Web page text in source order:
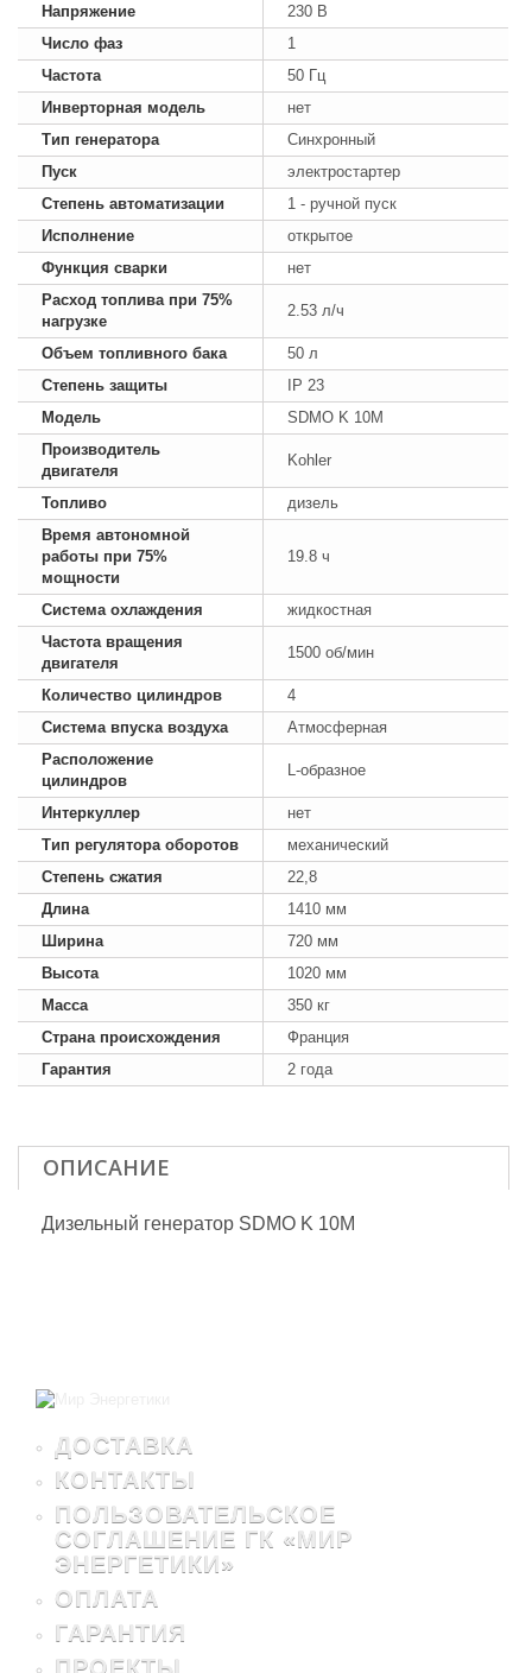
Напряжение
230 В
Число фаз
1
Частота
50 Гц
Инверторная модель
нет
Тип генератора
Синхронный
Пуск
электростартер
Степень автоматизации
1 - ручной пуск
Исполнение
открытое
Функция сварки
нет
Расход топлива при 75%
нагрузке
2.53 л/ч
Объем топливного бака
50 л
Степень защиты
IP 23
Модель
SDMO K 10M
Производитель
двигателя
Kohler
Топливо
дизель
Время автономной
работы при 75%
мощности
19.8 ч
Система охлаждения
жидкостная
Частота вращения
двигателя
1500 об/мин
Количество цилиндров
4
Система впуска воздуха
Атмосферная
Расположение
цилиндров
L-образное
Интеркуллер
нет
Тип регулятора оборотов
механический
Степень сжатия
22,8
Длина
1410 мм
Ширина
720 мм
Высота
1020 мм
Масса
350 кг
Страна происхождения
Франция
Гарантия
2 года
ОПИСАНИЕ
Дизельный генератор SDMO K 10M
ДОСТАВКА
КОНТАКТЫ
ПОЛЬЗОВАТЕЛЬСКОЕ
СОГЛАШЕНИЕ ГК «МИР
ЭНЕРГЕТИКИ»
ОПЛАТА
ГАРАНТИЯ
ПРОЕКТЫ